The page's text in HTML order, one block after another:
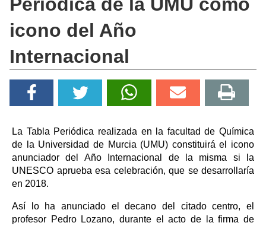
icono del Año
Internacional
La Tabla Periódica realizada en la facultad de Química
de la Universidad de Murcia (UMU) constituirá el icono
anunciador del Año Internacional de la misma si la
UNESCO aprueba esa celebración, que se desarrollaría
en 2018.
Así lo ha anunciado el decano del citado centro, el
profesor Pedro Lozano, durante el acto de la firma de